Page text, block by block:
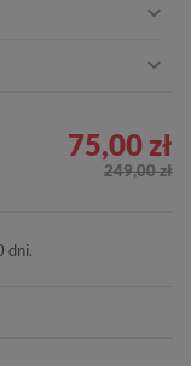
75,00 zł
249,00 zł
dni.